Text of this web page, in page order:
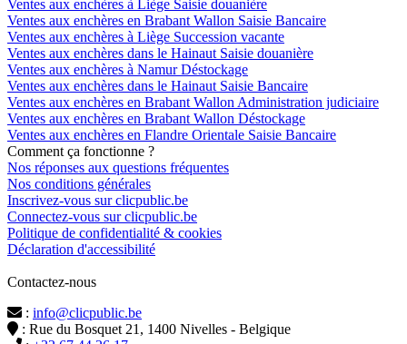
Ventes aux enchères à Liège Saisie douanière
Ventes aux enchères en Brabant Wallon Saisie Bancaire
Ventes aux enchères à Liège Succession vacante
Ventes aux enchères dans le Hainaut Saisie douanière
Ventes aux enchères à Namur Déstockage
Ventes aux enchères dans le Hainaut Saisie Bancaire
Ventes aux enchères en Brabant Wallon Administration judiciaire
Ventes aux enchères en Brabant Wallon Déstockage
Ventes aux enchères en Flandre Orientale Saisie Bancaire
Comment ça fonctionne ?
Nos réponses aux questions fréquentes
Nos conditions générales
Inscrivez-vous sur clicpublic.be
Connectez-vous sur clicpublic.be
Politique de confidentialité & cookies
Déclaration d'accessibilité
Contactez-nous
: info@clicpublic.be
: Rue du Bosquet 21, 1400 Nivelles - Belgique